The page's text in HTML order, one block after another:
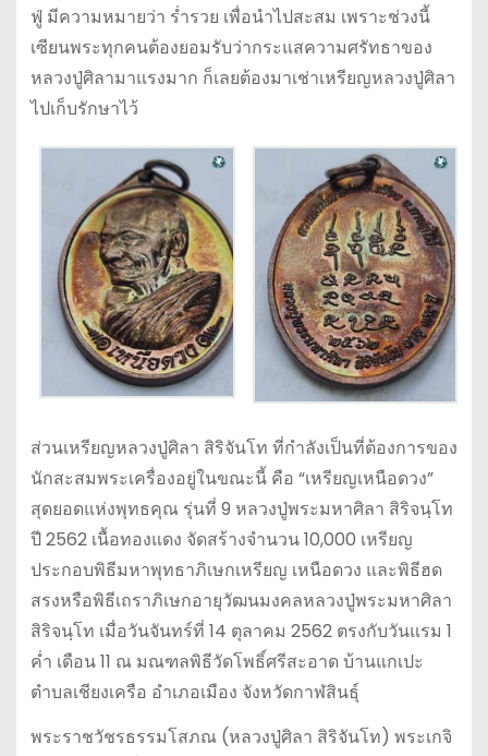
ฟู่ มีความหมายว่า ร่ำรวย เพื่อนำไปสะสม เพราะช่วงนี้
เซียนพระทุกคนต้องยอมรับว่ากระแสความศรัทธาของ
หลวงปู่ศิลามาแรงมาก ก็เลยต้องมาเช่าเหรียญหลวงปู่ศิลา
ไปเก็บรักษาไว้
ส่วนเหรียญหลวงปู่ศิลา สิริจันโท ที่กำลังเป็นที่ต้องการของ
นักสะสมพระเครื่องอยู่ในขณะนี้ คือ “เหรียญเหนือดวง”
สุดยอดแห่งพุทธคุณ รุ่นที่ 9 หลวงปู่พระมหาศิลา สิริจนฺโท
ปี 2562 เนื้อทองแดง จัดสร้างจำนวน 10,000 เหรียญ
ประกอบพิธีมหาพุทธาภิเษกเหรียญ เหนือดวง และพิธีฮด
สรงหรือพิธีเถราภิเษกอายุวัฒนมงคลหลวงปู่พระมหาศิลา
สิริจนฺโท เมื่อวันจันทร์ที่ 14 ตุลาคม 2562 ตรงกับวันแรม 1
ค่ำ เดือน 11 ณ มณฑลพิธีวัดโพธิ์ศรีสะอาด บ้านแกเปะ
ตำบลเชียงเครือ อำเภอเมือง จังหวัดกาฬสินธุ์
พระราชวัชรธรรมโสภณ (หลวงปู่ศิลา สิริจันโท) พระเกจิ